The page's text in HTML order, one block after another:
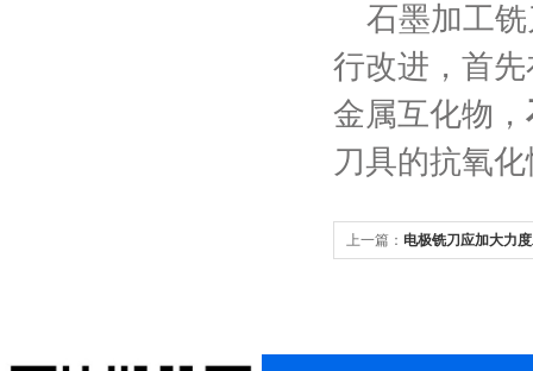
石墨加工铣
行改进，首
金属互化物，
刀具的抗氧
上一篇： 电极铣刀应加大力